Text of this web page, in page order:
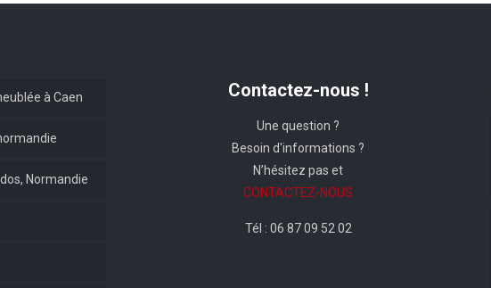
à Caen
Normandie
Contactez-nous !
Une question ?
Besoin d'informations ?
N’hésitez pas et
CONTACTEZ-NOUS
Tél : 06 87 09 52 02